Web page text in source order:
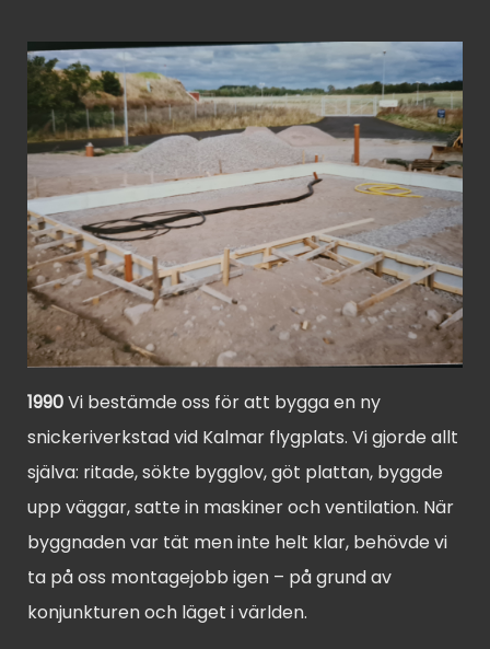
1990Vi bestämde oss för att bygga en ny
snickeriverkstad vid Kalmar flygplats. Vi gjorde allt
själva: ritade, sökte bygglov, göt plattan, byggde
upp väggar, satte in maskiner och ventilation. När
byggnaden var tät men inte helt klar, behövde vi
ta på oss montagejobb igen – på grund av
konjunkturen och läget i världen.